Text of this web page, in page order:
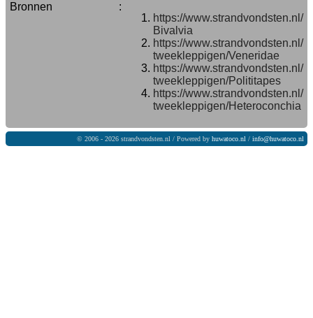
Bronnen
:
https://www.strandvondsten.nl/
Bivalvia
https://www.strandvondsten.nl/
tweekleppigen/Veneridae
https://www.strandvondsten.nl/
tweekleppigen/Polititapes
https://www.strandvondsten.nl/
tweekleppigen/Heteroconchia
© 2006 - 2026 strandvondsten.nl / Powered by huwatoco.nl / info@huwatoco.nl